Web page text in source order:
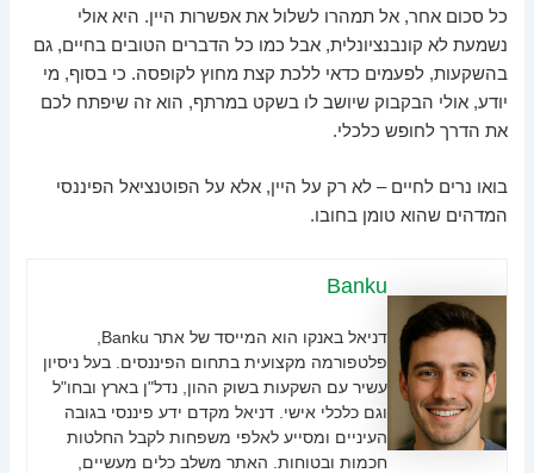
כל סכום אחר, אל תמהרו לשלול את אפשרות היין. היא אולי
נשמעת לא קונבנציונלית, אבל כמו כל הדברים הטובים בחיים, גם
בהשקעות, לפעמים כדאי ללכת קצת מחוץ לקופסה. כי בסוף, מי
יודע, אולי הבקבוק שיושב לו בשקט במרתף, הוא זה שיפתח לכם
את הדרך לחופש כלכלי.
בואו נרים לחיים – לא רק על היין, אלא על הפוטנציאל הפיננסי
המדהים שהוא טומן בחובו.
Banku
פלטפורמה מקצועית בתחום הפיננסים. בעל ניסיון
עשיר עם השקעות בשוק ההון, נדל"ן בארץ ובחו"ל
וגם כלכלי אישי. דניאל מקדם ידע פיננסי בגובה
העיניים ומסייע לאלפי משפחות לקבל החלטות
חכמות ובטוחות. האתר משלב כלים מעשיים,